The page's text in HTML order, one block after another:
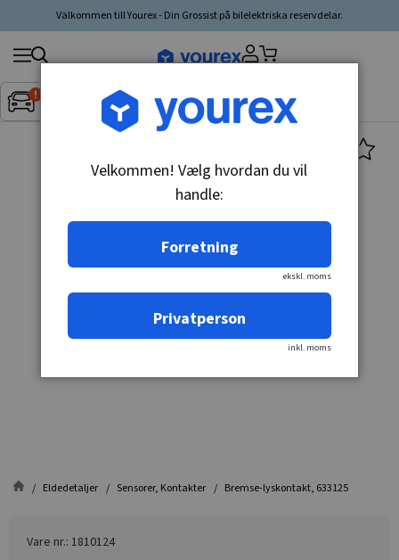
Välkommen till Yourex - Din Grossist på bilelektriska reservdelar.
Inget fordon valt▼
Søg
produkt,
producent,
Eldedetaljer Sensorer, Kontakter Bremse-lyskontakt, 633125
Vare nr.: 1810124
Velkommen! Vælg hvordan du vil
handle:
Forretning
ekskl. moms
Privatperson
inkl. moms